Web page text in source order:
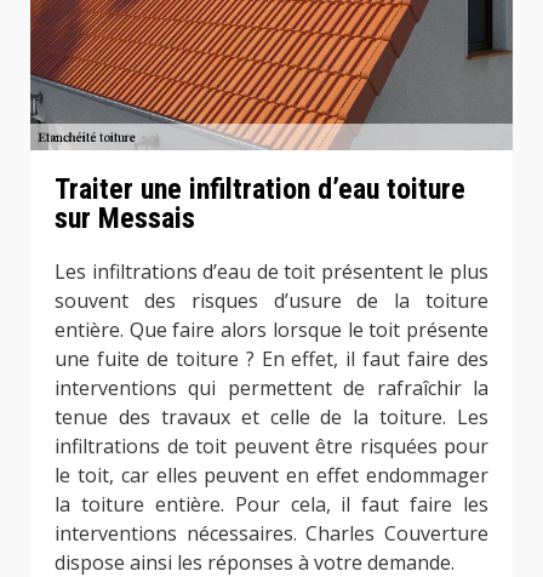
Traiter une infiltration d’eau toiture
sur Messais
Les infiltrations d’eau de toit présentent le plus
souvent des risques d’usure de la toiture
entière. Que faire alors lorsque le toit présente
une fuite de toiture ? En effet, il faut faire des
interventions qui permettent de rafraîchir la
tenue des travaux et celle de la toiture. Les
infiltrations de toit peuvent être risquées pour
le toit, car elles peuvent en effet endommager
la toiture entière. Pour cela, il faut faire les
interventions nécessaires. Charles Couverture
dispose ainsi les réponses à votre demande.